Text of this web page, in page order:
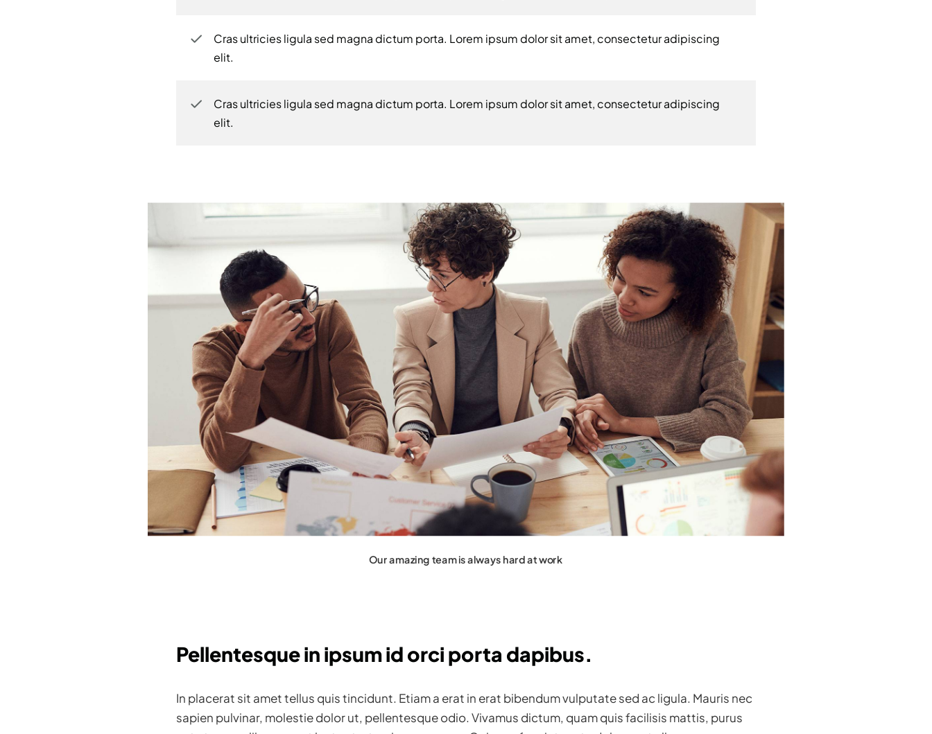
Cras ultricies ligula sed magna dictum porta. Lorem ipsum dolor sit amet, consectetur adipiscing
elit.
Cras ultricies ligula sed magna dictum porta. Lorem ipsum dolor sit amet, consectetur adipiscing
elit.
Our amazing team is always hard at work
Pellentesque in ipsum id orci porta dapibus.
In placerat sit amet tellus quis tincidunt. Etiam a erat in erat bibendum vulputate sed ac ligula. Mauris nec
sapien pulvinar, molestie dolor ut, pellentesque odio. Vivamus dictum, quam quis facilisis mattis, purus